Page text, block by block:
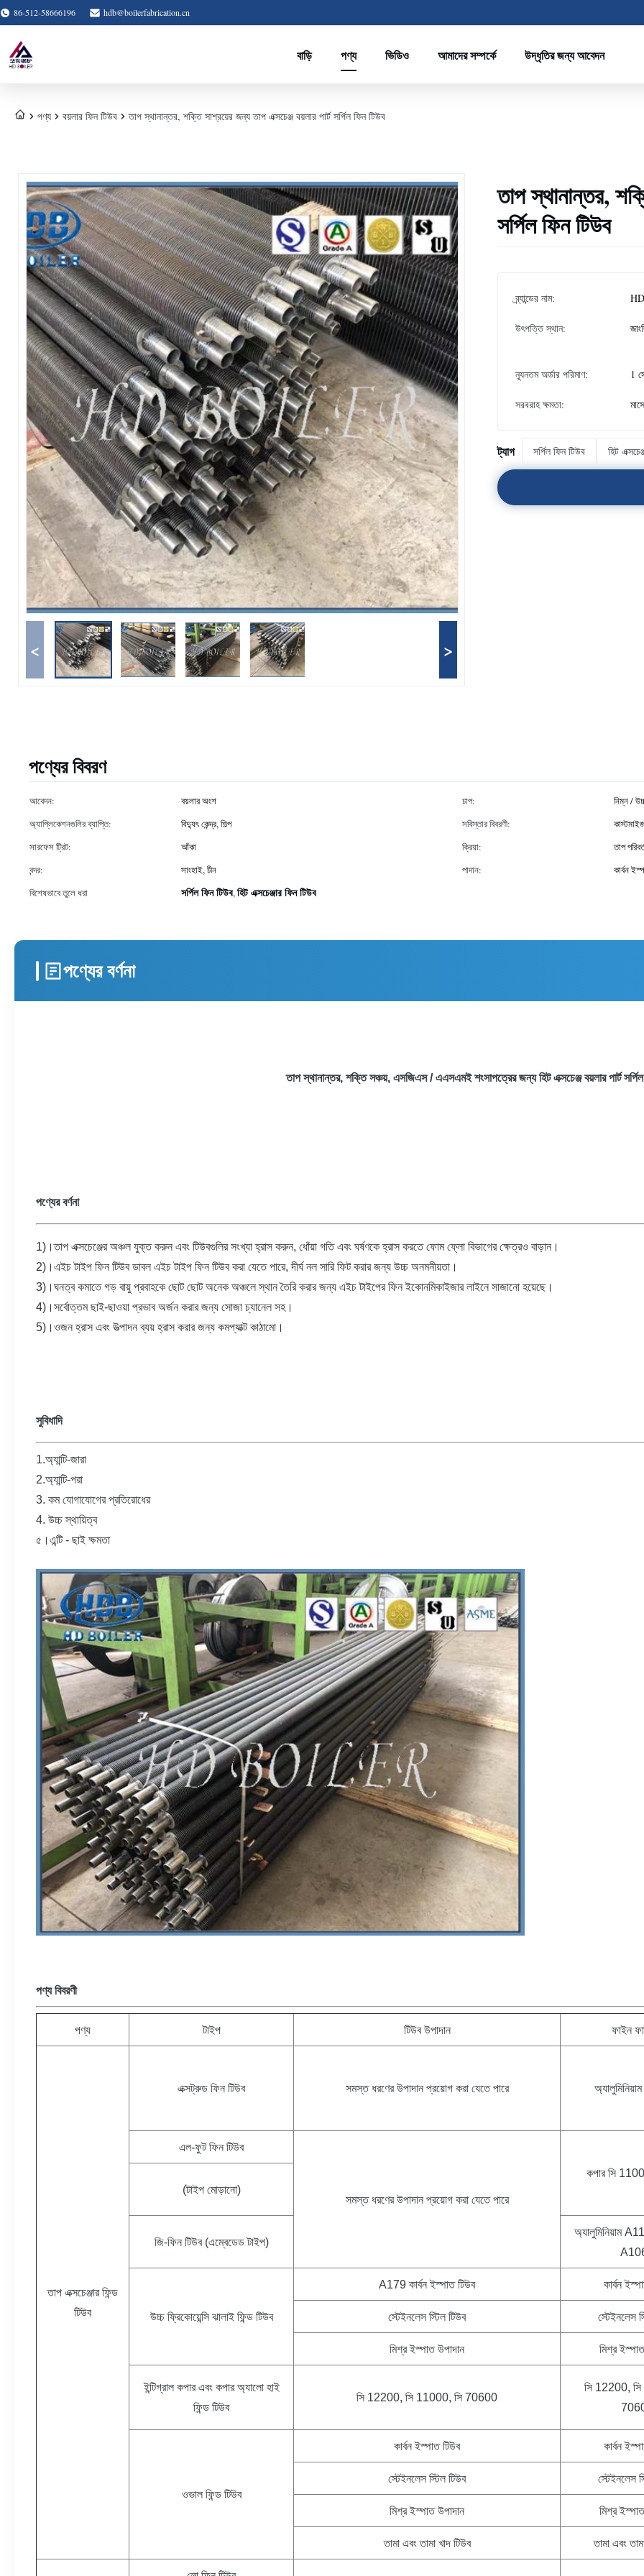
86-512-58666196 hdb@boilerfabrication.cn
বাড়ি পণ্য ভিডিও আমাদের সম্পর্কে উদ্ধৃতির জন্য আবেদন
পণ্য বয়লার ফিন টিউব তাপ স্থানান্তর, শক্তি সাশ্রয়ের জন্য তাপ এক্সচেঞ্জ বয়লার পার্ট সর্পিল ফিন টিউব
< >
তাপ স্থানান্তর,
সর্পিল ফিন টিউব
ব্র্যান্ডের নাম:
উৎপত্তি স্থান:
ন্যূনতম অর্ডার পরিমাণ: 1
সরবরাহ ক্ষমতা:
ট্যাগ সর্পিল ফিন টিউব হিট
পণ্যের বিবরণ
আবেদন: বয়লার অংশ চাপ:
নিম্ন /
অ্যাপ্লিকেশনগুলির ব্যাপ্তি:
বিদ্যুৎ কেন্দ্র, শিল্প সবিস্তার বিবরণী:
সারফেস ট্রিট:
আঁকা ক্রিয়া:
তাপ
বন্দর:
সাংহাই, চীন পাদান:
কার্বন
বিশেষভাবে তুলে ধরা
সর্পিল ফিন টিউব,হিট এক্সচেঞ্জার ফিন টিউব
পণ্যের বর্ণনা
তাপ স্থানান্তর, শক্তি সঞ্চয়, এসজিএস / এএসএমই শংসাপত্রের জন্য হিট এক্সচেঞ্জ বয়লার পার্ট
পণ্যের বর্ণনা
1)।তাপ এক্সচেঞ্জের অঞ্চল যুক্ত করুন এবং টিউবগুলির সংখ্যা হ্রাস করুন, ধোঁয়া গতি এবং ঘর্ষণকে হ্রাস করতে ফোম ফ্লো বিভাগের ক্ষেত্রও বাড়ান।
2)।এইচ টাইপ ফিন টিউব ডাবল এইচ টাইপ ফিন টিউব করা যেতে পারে, দীর্ঘ নল সারি ফিট করার জন্য উচ্চ অনমনীয়তা।
3)।ঘনত্ব কমাতে গড় বায়ু প্রবাহকে ছোট ছোট অনেক অঞ্চলে স্থান তৈরি করার জন্য এইচ টাইপের ফিন ইকোনমিকাইজার লাইনে সাজানো হয়েছে।
4)।সর্বোত্তম ছাই-ছাওয়া প্রভাব অর্জন করার জন্য সোজা চ্যানেল সহ।
5)।ওজন হ্রাস এবং উত্পাদন ব্যয় হ্রাস করার জন্য কমপ্যাক্ট কাঠামো।
সুবিধাদি
1.অ্যান্টি-জারা
2.অ্যান্টি-পরা
3. কম যোগাযোগের প্রতিরোধের
4. উচ্চ স্থায়িত্ব
৫। এন্টি - ছাই ক্ষমতা
পণ্য বিবরণী
পণ্য টাইপ টিউব উপাদান ফাইন
তাপ এক্সচেঞ্জার ফিন্ড
টিউব
এক্সট্রুড ফিন টিউব সমস্ত ধরণের উপাদান প্রয়োগ করা যেতে পারে
এল-ফুট ফিন টিউব
সমস্ত ধরণের উপাদান প্রয়োগ করা যেতে পারে
কপার সি
(টাইপ মোড়ানো)
জি-ফিন টিউব (এম্বেডেড টাইপ)
অ্যালুমিনিয়াম
উচ্চ ফ্রিকোয়েন্সি ঝালাই ফিন্ড টিউব
A179 কার্বন ইস্পাত টিউব কার্বন
স্টেইনলেস স্টিল টিউব স্টেইনলেস
মিশ্র ইস্পাত উপাদান মিশ্র
ইন্টিগ্রাল কপার এবং কপার অ্যালো হাই
ফিন্ড টিউব
সি 12200, সি 11000, সি 70600
সি 12200,
ওভাল ফিন্ড টিউব
কার্বন ইস্পাত টিউব কার্বন
স্টেইনলেস স্টিল টিউব স্টেইনলেস
মিশ্র ইস্পাত উপাদান মিশ্র
তামা এবং তামা খাদ টিউব তামা এবং